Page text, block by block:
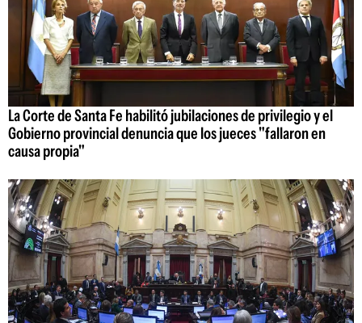
La Corte de Santa Fe habilitó jubilaciones de privilegio y el
Gobierno provincial denuncia que los jueces "fallaron en
causa propia"